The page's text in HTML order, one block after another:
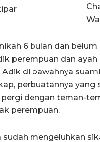
6 bulan dan
perempuan dan
Adik di bawahnya
perbuatannya
dengan teman-
perempuan.
sudah mengeluhkan